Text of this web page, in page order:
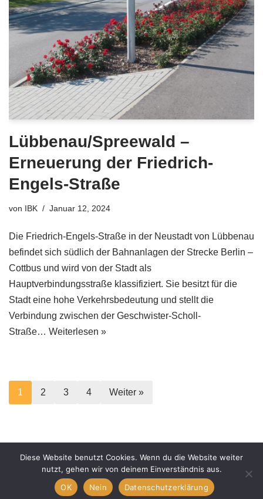
Lübbenau/Spreewald –
Erneuerung der Friedrich-
Engels-Straße
von IBK Januar 12, 2024
Die Friedrich-Engels-Straße in der Neustadt von Lübbenau
befindet sich südlich der Bahnanlagen der Strecke Berlin –
Cottbus und wird von der Stadt als
Hauptverbindungsstraße klassifiziert. Sie besitzt für die
Stadt eine hohe Verkehrsbedeutung und stellt die
Verbindung zwischen der Geschwister-Scholl-
Straße… Weiterlesen »
1 2 3 4 Weiter »
Startseite Über uns Leistungen
Referenzen
Kontakt
Impressum Datenschutzerklärung
Neve | Präsentiert vonWordPress
Diese Website benutzt Cookies. Wenn du die Website weiter
nutzt, gehen wir von deinem Einverständnis aus.
OK
Nein Datenschutzerklärung